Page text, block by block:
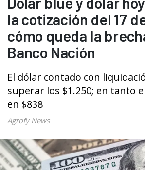
la cotización del 17
cómo queda la
Banco Nación
El dólar contado con
superar los $1.250; en tanto
en $838
Agrofy News